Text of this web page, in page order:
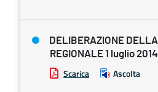
DELIBERAZIONE
REGIONALE 1 luglio
Scarica Ascolta